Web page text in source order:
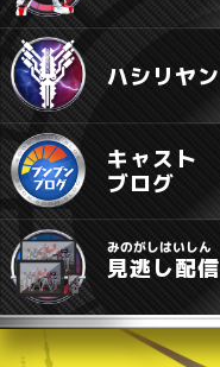
ハシリヤン
キャスト
ブログ
見逃し配信
みのがしはいしん